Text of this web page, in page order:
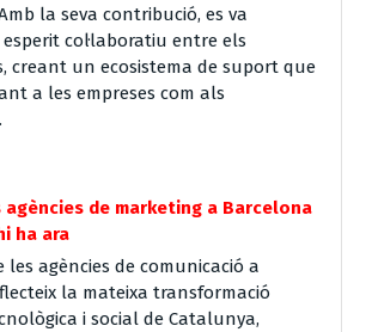
la seva contribució, es va
col·laboratiu entre els
creant un ecosistema de suport que
a les empreses com als
agències de marketing a Barcelona
ha ara
les agències de comunicació a
la mateixa transformació
i social de Catalunya,